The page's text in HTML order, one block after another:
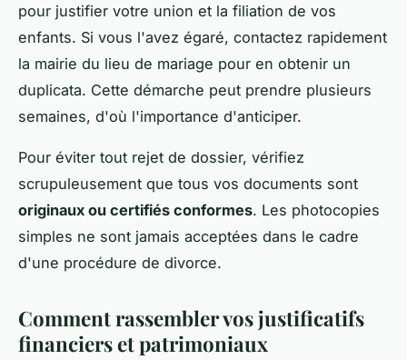
pour justifier votre union et la filiation de vos
enfants. Si vous l'avez égaré, contactez rapidement
la mairie du lieu de mariage pour en obtenir un
duplicata. Cette démarche peut prendre plusieurs
semaines, d'où l'importance d'anticiper.
Pour éviter tout rejet de dossier, vérifiez
scrupuleusement que tous vos documents sont
originaux ou certifiés conformes. Les photocopies
simples ne sont jamais acceptées dans le cadre
d'une procédure de divorce.
Comment rassembler vos justificatifs
financiers et patrimoniaux